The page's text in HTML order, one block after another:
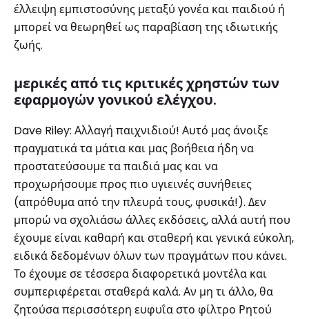
έλλειψη εμπιστοσύνης μεταξύ γονέα και παιδιού ή
μπορεί να θεωρηθεί ως παραβίαση της ιδιωτικής
ζωής.
μερικές από τις κριτικές χρηστών των
εφαρμογών γονικού ελέγχου.
Dave Riley: Αλλαγή παιχνιδιού! Αυτό μας άνοιξε
πραγματικά τα μάτια και μας βοήθεια ήδη να
προστατεύσουμε τα παιδιά μας και να
προχωρήσουμε προς πιο υγιεινές συνήθειες
(απρόθυμα από την πλευρά τους, φυσικά!). Δεν
μπορώ να σχολιάσω άλλες εκδόσεις, αλλά αυτή που
έχουμε είναι καθαρή και σταθερή και γενικά εύκολη,
ειδικά δεδομένων όλων των πραγμάτων που κάνει.
Το έχουμε σε τέσσερα διαφορετικά μοντέλα και
συμπεριφέρεται σταθερά καλά. Αν μη τι άλλο, θα
ζητούσα περισσότερη ευφυΐα στο φίλτρο Ρητού